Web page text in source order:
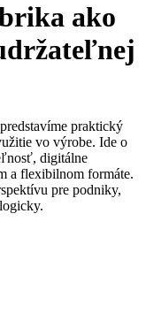
ako
praktický
vo výrobe. Ide o
digitálne
a flexibilnom formáte.
pre podniky,